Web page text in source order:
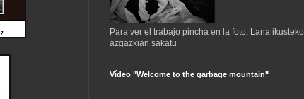
Para ver el trabajo pincha en la foto. Lana ikusteko
azgazkian sakatu
Vídeo "Welcome to the garbage mountain"